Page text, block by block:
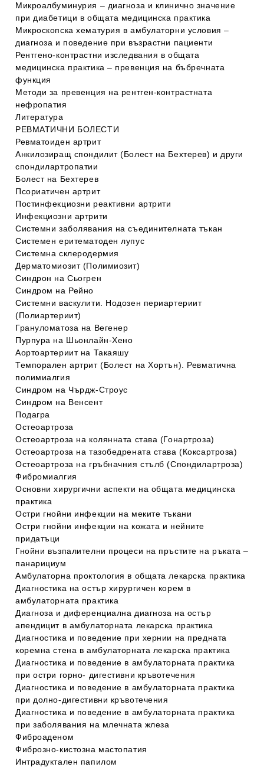
Микроалбуминурия – диагноза и клинично значение
при диабетици в общата медицинска практика
Микроскопска хематурия в амбулаторни условия –
диагноза и поведение при възрастни пациенти
Рентгено-контрастни изследвания в общата
медицинска практика – превенция на бъбречната
функция
Методи за прeвенция на рентген-контрастната
нефропатия
Литература
РЕВМАТИЧНИ БОЛЕСТИ
Ревматоиден артрит
Анкилозиращ спондилит (Болест на Бехтерев) и други
спондилартропатии
Болест на Бехтерев
Псориатичен артрит
Постинфекциозни реактивни артрити
Инфекциозни артрити
Системни заболявания на съединителната тъкан
Системен еритематоден лупус
Системна склеродермия
Дерматомиозит (Полимиозит)
Синдрон на Сьогрен
Синдром на Рейно
Системни васкулити. Нодозен периартериит
(Полиартериит)
Грануломатоза на Вегенер
Пурпура на Шьонлайн-Хено
Аортоартериит на Такаяшу
Темпорален артрит (Болест на Хортън). Ревматична
полимиалгия
Синдром на Чърдж-Строус
Синдром на Венсент
Подагра
Остеоартроза
Остеоартроза на колянната става (Гонартроза)
Остеоартроза на тазобедрената става (Коксартроза)
Остеоартроза на гръбначния стълб (Спондилартроза)
Фибромиалгия
Основни хирургични аспекти на общата медицинска
практика
Остри гнойни инфекции на меките тъкани
Остри гнойни инфекции на кожата и нейните
придатъци
Гнойни възпалителни процеси на пръстите на ръката –
панарициум
Амбулаторна проктология в общата лекарска практика
Диагностика на остър хирургичен корем в
амбулаторната практика
Диагноза и диференциална диагноза на остър
апендицит в амбулаторната лекарска практика
Диагностика и поведение при хернии на предната
коремна стена в амбулаторната лекарска практика
Диагностика и поведение в амбулаторната практика
при остри горно- дигестивни кръвотечения
Диагностика и поведение в амбулаторната практика
при долно-дигестивни кръвотечения
Диагностика и поведение в амбулаторната практика
при заболявания на млечната жлеза
Фиброаденом
Фиброзно-кистозна мастопатия
Интрадуктален папилом